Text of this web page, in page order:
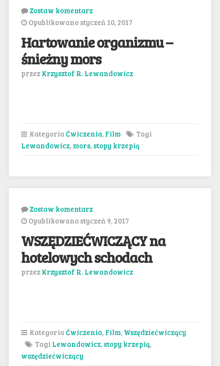
Zostaw komentarz
Opublikowano styczeń 10, 2017
Hartowanie organizmu –
śnieżny mors
przez Krzysztof R. Lewandowicz
Kategoria Ćwiczenia, Film
Tagi
Lewandowicz, mors, stopy krzepią
Zostaw komentarz
Opublikowano styczeń 9, 2017
WSZĘDZIEĆWICZĄCY na
hotelowych schodach
przez Krzysztof R. Lewandowicz
Kategoria Ćwiczenia, Film, Wszędziećwiczący
Tagi Lewandowicz, stopy krzepią,
wszędziećwiczący